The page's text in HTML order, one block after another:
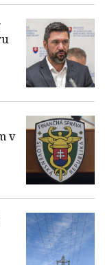
v